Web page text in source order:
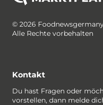
© 2026
Alle Rechte vorbehalten
Kontakt
Du hast Fragen oder
vorstellen, dann melde